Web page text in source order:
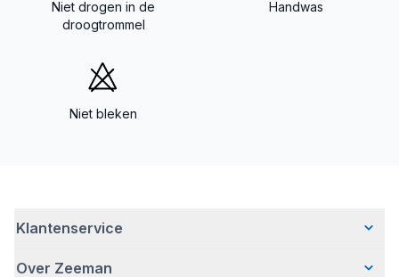
Niet drogen in de
droogtrommel
Handwas
Niet bleken
Klantenservice
Veelgestelde vragen
Over Zeeman